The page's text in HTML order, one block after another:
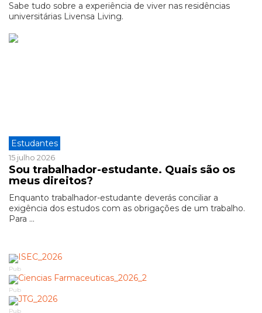
Sabe tudo sobre a experiência de viver nas residências
universitárias Livensa Living.
Estudantes
15 julho 2026
Sou trabalhador-estudante. Quais são os
meus direitos?
Enquanto trabalhador-estudante deverás conciliar a
exigência dos estudos com as obrigações de um trabalho.
Para ...
Pub
Pub
Pub